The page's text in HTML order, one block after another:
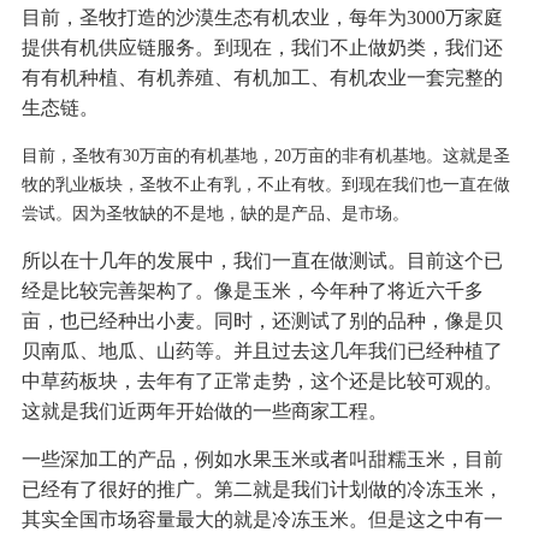
目前，圣牧打造的沙漠生态有机农业，每年为3000万家庭
提供有机供应链服务。到现在，我们不止做奶类，我们还
有有机种植、有机养殖、有机加工、有机农业一套完整的
生态链。
目前，圣牧有30万亩的有机基地，20万亩的非有机基地。这就是圣
牧的乳业板块，圣牧不止有乳，不止有牧。到现在我们也一直在做
尝试。
因为圣牧缺的不是地，缺的是产品、是市场。
所以在十几年的发展中，我们一直在做测试。目前这个已
经是比较完善架构了。像是玉米，今年种了将近六千多
亩，也已经种出小麦。同时，还测试了别的品种，像是贝
贝南瓜、地瓜、山药等。并且过去这几年我们已经种植了
中草药板块，去年有了正常走势，这个还是比较可观的。
这就是我们近两年开始做的一些商家工程。
一些深加工的产品，例如水果玉米或者叫甜糯玉米，目前
已经有了很好的推广。第二就是我们计划做的冷冻玉米，
其实全国市场容量最大的就是冷冻玉米。但是这之中有一